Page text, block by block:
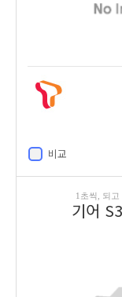
비교
1초씩, 되고
기어